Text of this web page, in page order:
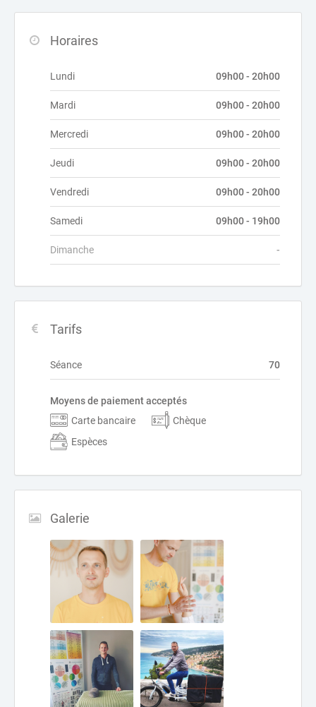
Horaires
Lundi 09h00 - 20h00
Mardi 09h00 - 20h00
Mercredi 09h00 - 20h00
Jeudi 09h00 - 20h00
Vendredi 09h00 - 20h00
Samedi 09h00 - 19h00
Dimanche -
Tarifs
Séance 70
Moyens de paiement acceptés
Carte bancaire
Chèque
Espèces
Galerie